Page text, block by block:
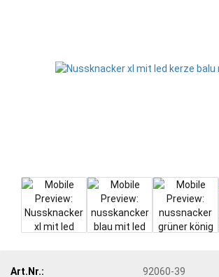
Art.Nr.:
92060-39